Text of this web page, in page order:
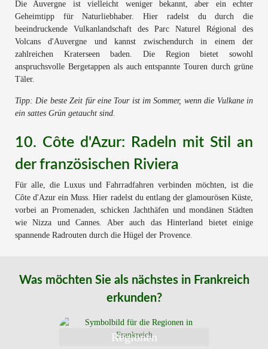
Die Auvergne ist vielleicht weniger bekannt, aber ein echter
Geheimtipp für Naturliebhaber. Hier radelst du durch die
beeindruckende Vulkanlandschaft des Parc Naturel Régional des
Volcans d'Auvergne und kannst zwischendurch in einem der
zahlreichen Kraterseen baden. Die Region bietet sowohl
anspruchsvolle Bergetappen als auch entspannte Touren durch grüne
Täler.
Tipp: Die beste Zeit für eine Tour ist im Sommer, wenn die Vulkane in
ein sattes Grün getaucht sind.
10. Côte d'Azur: Radeln mit Stil an
der französischen Riviera
Für alle, die Luxus und Fahrradfahren verbinden möchten, ist die
Côte d'Azur ein Muss. Hier radelst du entlang der glamourösen Küste,
vorbei an Promenaden, schicken Jachthäfen und mondänen Städten
wie Nizza und Cannes. Aber auch das Hinterland bietet einige
spannende Radrouten durch die Hügel der Provence.
Was möchten Sie als nächstes in Frankreich
erkunden?
Regionen